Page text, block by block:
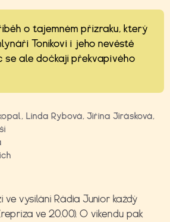
o tajemném přízraku, který
Toníkovi i jeho nevěstě
se ale dočkají překvapivého
Linda Rybová, Jiřina Jirásková,
ve vysílání Rádia Junior každý
ve 20.00). O víkendu pak